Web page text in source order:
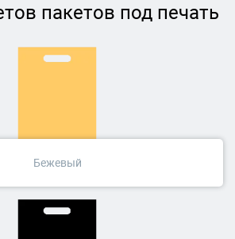
пакетов под печать
Бежевый